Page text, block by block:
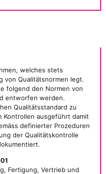
welches stets
von Qualitätsnormen legt.
folgend den Normen von
entworfen werden.
Qualitätsstandard zu
Kontrollen ausgeführt damit
definierter Prozeduren
der Qualitätskontrolle
Fertigung, Vertrieb und